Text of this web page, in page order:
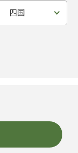
四国